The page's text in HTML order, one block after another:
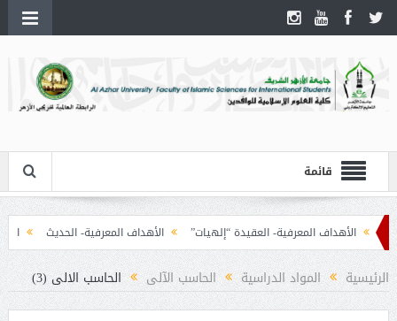
قائمة
الأهداف المعرفية- العقيدة “إلهيات” الأهداف المعرفية- الحديث
الرئيسية المواد الدراسية الحاسب الآلى الحاسب الالى (3)